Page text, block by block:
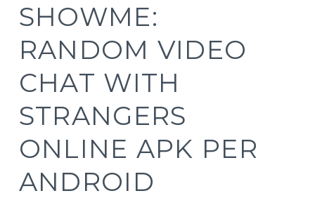
SHOWME:
RANDOM VIDEO
CHAT WITH
STRANGERS
ONLINE APK PER
ANDROID